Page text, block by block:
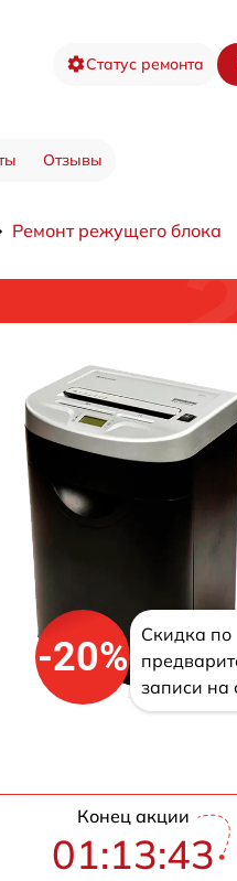
Статус ремонта
Отзывы
Ремонт режущего блока
-20%
Скидка по
записи на
Конец акции
01:13:42